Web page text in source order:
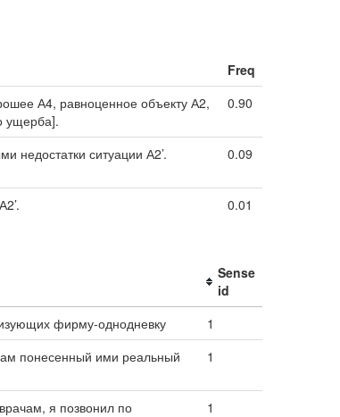
Freq
А4, равноценное объекту А2,
ущерба].
0.90
недостатки ситуации А2’. 0.09
0.01
Sense
id
фирму-однодневку
1
понесенный ими реальный
1
я позвонил по
1